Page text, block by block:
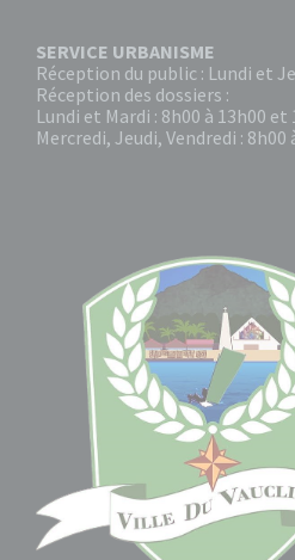
SERVICE URBANISME
Réception du public : Lundi et
Réception des dossiers :
Lundi et Mardi : 8h00 à 13h00 et
Mercredi, Jeudi, Vendredi : 8h00